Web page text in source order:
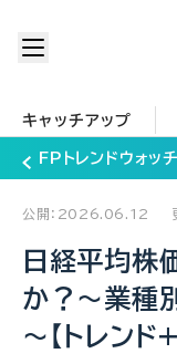
キャッチアップ
FPトレンドウォッチ
公開：2026.06.12
日経平均株
か？～業種
～【トレンド